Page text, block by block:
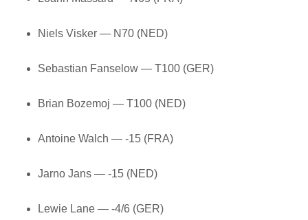
Niels Visker — N70 (NED)
Sebastian Fanselow — T100 (GER)
Brian Bozemoj — T100 (NED)
Antoine Walch — -15 (FRA)
Jarno Jans — -15 (NED)
Lewie Lane — -4/6 (GER)